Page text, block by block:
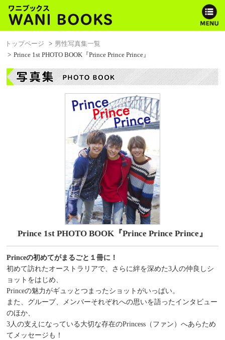
トップページ
男性写真集一覧
Prince 1st PHOTO BOOK『Prince Prince Prince』
Prince 1st PHOTO BOOK『Prince Prince Prince』
Princeの初めてがまるごと１冊に！
初めて訪れたオーストラリアで、さらに絆を深めた3人の仲良しシ
ョットをはじめ、
Princeの魅力がギュッとつまったショットがいっぱい。
また、グループ、メンバーそれぞれへの思いを語ったインタビュー
のほか、
3人の支えになっている大切な存在のPrincess（ファン）へあらため
てメッセージも！